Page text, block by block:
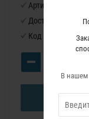
В нашем
Артикул:
Доступность:
Код товара: